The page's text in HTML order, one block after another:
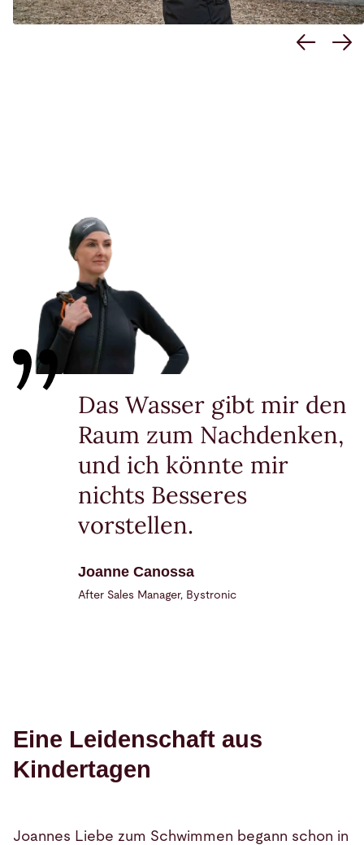
Das Wasser gibt mir den
Raum zum Nachdenken,
und ich könnte mir
nichts Besseres
vorstellen.
Joanne Canossa
After Sales Manager, Bystronic
Eine Leidenschaft aus
Kindertagen
Joannes Liebe zum Schwimmen begann schon in